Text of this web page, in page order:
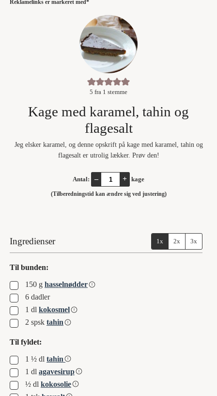
Reklamelinks er markeret med*
5 fra 1 stemme
Kage med karamel, tahin og
flagesalt
Jeg elsker karamel, og denne opskrift på kage med karamel, tahin og
flagesalt er utrolig lækker. Prøv den!
Antal: – + kage
(Tilberedningstid kan ændre sig ved justering)
Ingredienser 1x 2x 3x
Til bunden:
▢150 g hasselnødder
▢
6 dadler
▢1 dl kokosmel
▢
2 spsk tahin
Til fyldet:
▢1 ½ dl tahin
▢1 dl agavesirup
▢
½ dl kokosolie